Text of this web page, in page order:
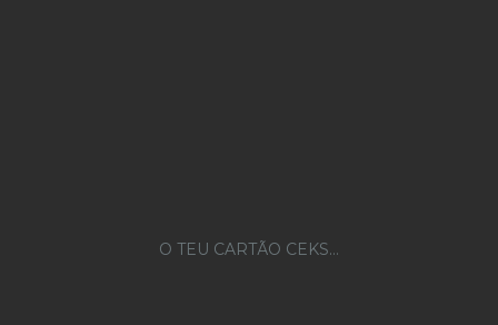
O TEU CARTÃO CEKS…